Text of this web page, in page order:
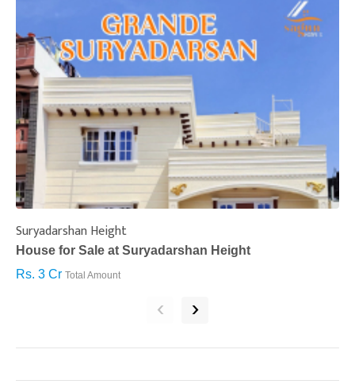
Suryadarshan Height
House for Sale at Suryadarshan Height
Rs. 3 Cr Total Amount
‹ ›